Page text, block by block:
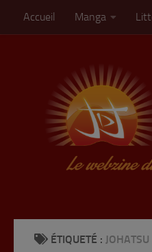
Skip to content
Accueil Manga
ÉTIQUETÉ : JOHATSU